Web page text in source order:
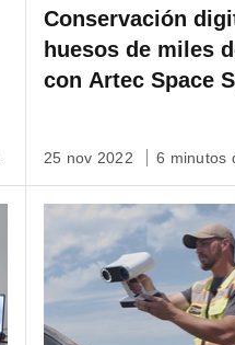
Conservación
huesos de miles
con Artec Space
25 nov 2022 6 minutos